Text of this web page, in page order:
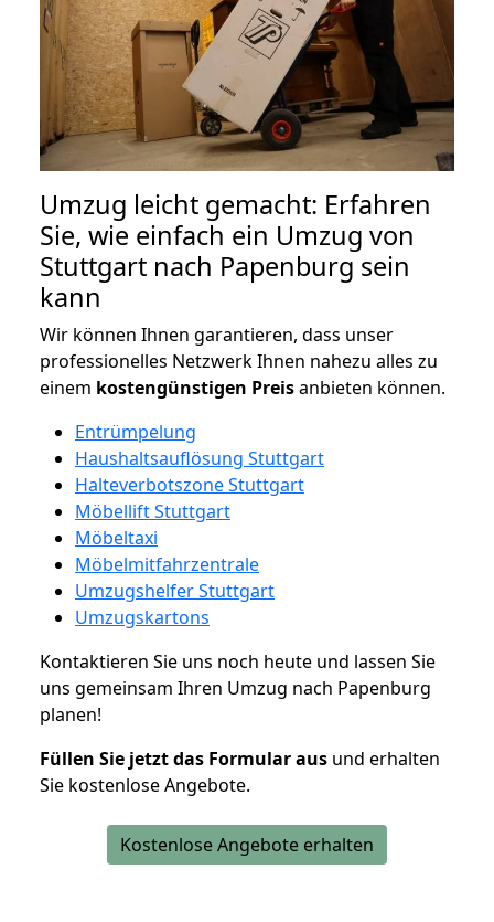
Umzug leicht gemacht: Erfahren
Sie, wie einfach ein Umzug von
Stuttgart nach Papenburg sein
kann
Wir können Ihnen garantieren, dass unser
professionelles Netzwerk Ihnen nahezu alles zu
einem kostengünstigen Preisanbieten können.
Entrümpelung
Haushaltsauflösung Stuttgart
Halteverbotszone Stuttgart
Möbellift Stuttgart
Möbeltaxi
Möbelmitfahrzentrale
Umzugshelfer Stuttgart
Umzugskartons
Kontaktieren Sie uns noch heute und lassen Sie
uns gemeinsam Ihren Umzug nach Papenburg
planen!
Füllen Sie jetzt das Formular aus und erhalten
Sie kostenlose Angebote.
Kostenlose Angebote erhalten